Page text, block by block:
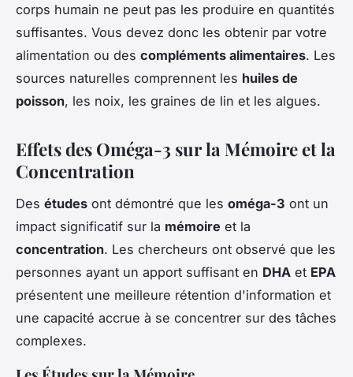
corps humain ne peut pas les produire en quantités
suffisantes. Vous devez donc les obtenir par votre
alimentation ou des compléments alimentaires. Les
sources naturelles comprennent les huiles de
poisson, les noix, les graines de lin et les algues.
Effets des Oméga-3 sur la Mémoire et la
Concentration
Des études ont démontré que les oméga-3 ont un
impact significatif sur la mémoire et la
concentration. Les chercheurs ont observé que les
personnes ayant un apport suffisant en DHA et EPA
présentent une meilleure rétention d'information et
une capacité accrue à se concentrer sur des tâches
complexes.